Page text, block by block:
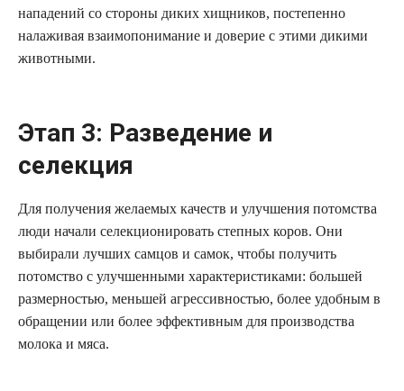
нападений со стороны диких хищников, постепенно
налаживая взаимопонимание и доверие с этими дикими
животными.
Этап 3: Разведение и
селекция
Для получения желаемых качеств и улучшения потомства
люди начали селекционировать степных коров. Они
выбирали лучших самцов и самок, чтобы получить
потомство с улучшенными характеристиками: большей
размерностью, меньшей агрессивностью, более удобным в
обращении или более эффективным для производства
молока и мяса.